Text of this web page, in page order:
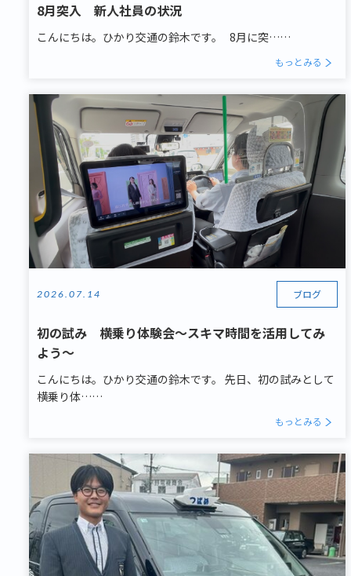
8月突入 新人社員の状況
こんにちは。ひかり交通の鈴木です。 8月に突……
もっとみる
2026.07.14 ブログ
初の試み 横乗り体験会～スキマ時間を活用してみ
よう～
こんにちは。ひかり交通の鈴木です。 先日、初の試みとして
横乗り体……
もっとみる